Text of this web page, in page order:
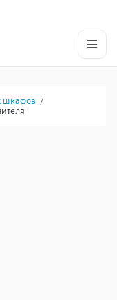
шкафов /